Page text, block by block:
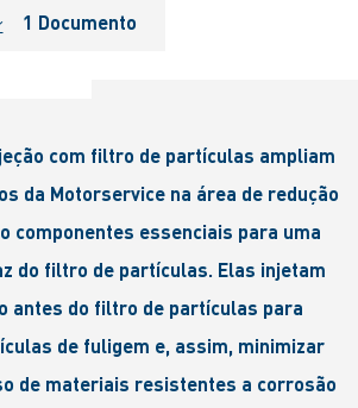
1 Documento
com filtro de partículas ampliam
da Motorservice na área de redução
componentes essenciais para uma
do filtro de partículas. Elas injetam
antes do filtro de partículas para
de fuligem e, assim, minimizar
de materiais resistentes a corrosão